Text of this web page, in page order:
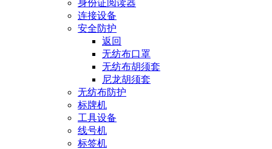
身份证阅读器
连接设备
安全防护
返回
无纺布口罩
无纺布胡须套
尼龙胡须套
无纺布防护
标牌机
工具设备
线号机
标签机